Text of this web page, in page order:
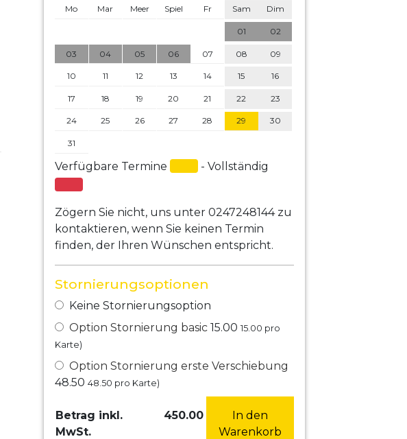
Mo Mar Meer Spiel Fr Sam Dim
01 02
03 04 05 06 07 08 09
10 11 12 13 14 15 16
17 18 19 20 21 22 23
24 25 26 27 28 29 30
31
Verfügbare Termine - Vollständig
Zögern Sie nicht, uns unter 0247248144 zu
kontaktieren, wenn Sie keinen Termin
finden, der Ihren Wünschen entspricht.
Stornierungsoptionen
Keine Stornierungsoption
Option Stornierung basic 15.00 15.00 pro
Karte)
Option Stornierung erste Verschiebung
48.50 48.50 pro Karte)
Betrag inkl.
MwSt.
450.00
In den
Warenkorb